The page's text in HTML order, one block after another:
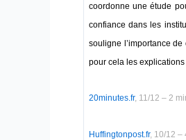
coordonne une étude
confiance dans les
souligne l’importance
pour cela les
20minutes.fr, 11/12 – 2
Huffingtonpost.fr, 10/12 –